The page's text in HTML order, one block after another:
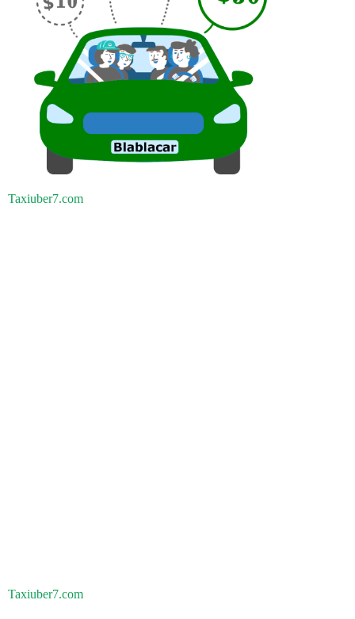
Taxiuber7.com
Taxiuber7.com